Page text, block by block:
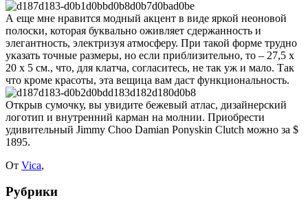
А еще мне нравится модный акцент в виде яркой неоновой
полоски, которая буквально оживляет сдержанность и
элегантность, электризуя атмосферу. При такой форме трудно
указать точные размеры, но если приблизительно, то – 27,5 х
20 х 5 см., что, для клатча, согласитесь, не так уж и мало. Так
что кроме красоты, эта вещица вам даст функциональность.
Открыв сумочку, вы увидите бежевый атлас, дизайнерский
логотип и внутренний карман на молнии. Приобрести
удивительный Jimmy Choo Damian Ponyskin Clutch можно за $
1895.
От Vica,
Рубрики